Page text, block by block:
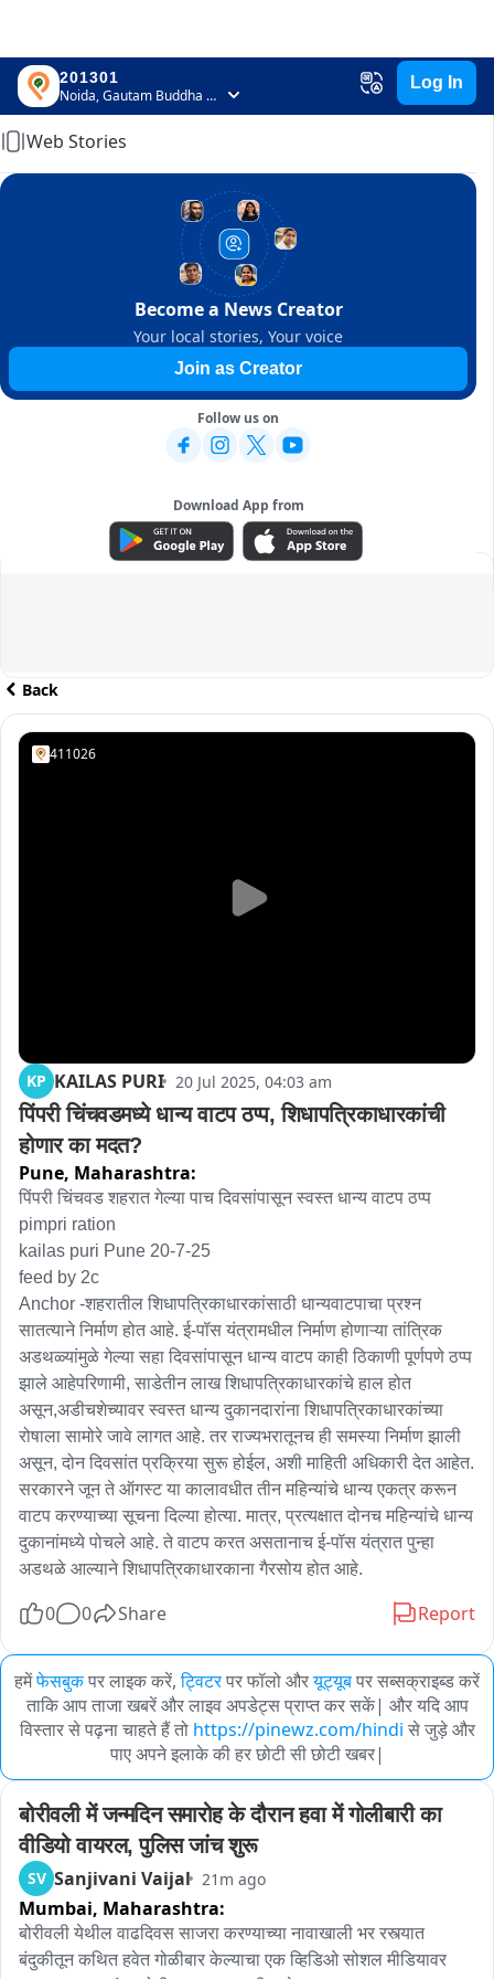
201301
Noida, Gautam Buddha Nagar, Uttar Pradesh
Log In
Home
Web Stories
Become a News Creator
Your local stories, Your voice
Join as Creator
Follow us on
Download App from
ADVERTISEMENT
Back
411026
KP KAILAS PURI 20 Jul 2025, 04:03 am
पिंपरी चिंचवडमध्ये धान्य वाटप ठप्प, शिधापत्रिकाधारकांची
होणार का मदत?
Pune, Maharashtra:
पिंपरी चिंचवड शहरात गेल्या पाच दिवसांपासून स्वस्त धान्य वाटप ठप्प
pimpri ration
kailas puri Pune 20-7-25
feed by 2c
Anchor -शहरातील शिधापत्रिकाधारकांसाठी धान्यवाटपाचा प्रश्न
सातत्‍याने निर्माण होत आहे. ई-पॉस यंत्रामधील निर्माण होणाऱ्या तांत्रिक
अडथळ्यांमुळे गेल्या सहा दिवसांपासून धान्य वाटप काही ठिकाणी पूर्णपणे ठप्प
झाले आहेपरिणामी, साडेतीन लाख शिधापत्रिकाधारकांचे हाल होत
असून,अडीचशेच्यावर स्वस्त धान्य दुकानदारांना शिधापत्रिकाधारकांच्‍या
रोषाला सामोरे जावे लागत आहे. तर राज्‍यभरातूनच ही समस्‍या निर्माण झाली
असून, दोन दिवसांत प्रक्रिया सुरू होईल, अशी माहिती अधिकारी देत आहेत.
सरकारने जून ते ऑगस्ट या कालावधीत तीन महिन्यांचे धान्य एकत्र करून
वाटप करण्याच्या सूचना दिल्या होत्या. मात्र, प्रत्यक्षात दोनच महिन्यांचे धान्य
दुकानांमध्ये पोचले आहे. ते वाटप करत असतानाच ई-पॉस यंत्रात पुन्हा
अडथळे आल्याने शिधापत्रिकाधारकाना गैरसोय होत आहे.
0 0 Share Report
हमेंफेसबुकपर लाइक करें, ट्विटरपर फॉलो औरयूट्यूबपर सब्सक्राइब्ड करें
ताकि आप ताजा खबरें और लाइव अपडेट्स प्राप्त कर सकें| और यदि आप
विस्तार से पढ़ना चाहते हैं तो https://pinewz.com/hindi से जुड़े और
पाए अपने इलाके की हर छोटी सी छोटी खबर|
बोरीवली में जन्मदिन समारोह के दौरान हवा में गोलीबारी का
वीडियो वायरल, पुलिस जांच शुरू
SV Sanjivani Vaijal 21m ago
Mumbai, Maharashtra:
बोरीवली येथील वाढदिवस साजरा करण्याच्या नावाखाली भर रस्त्यात
बंदुकीतून कथित हवेत गोळीबार केल्याचा एक व्हिडिओ सोशल मीडियावर